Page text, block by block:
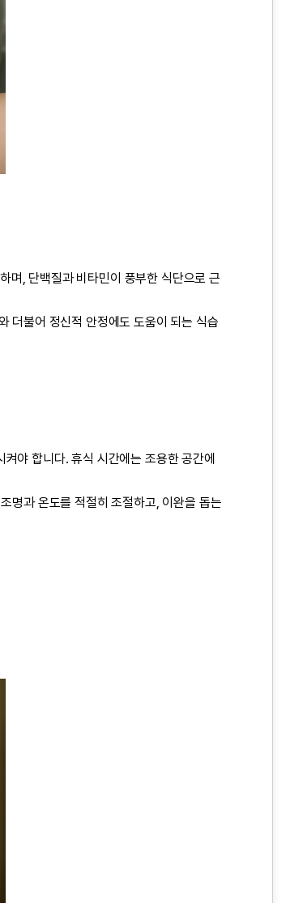
며, 단백질과 비타민이 풍부한 식단으로 근
더불어 정신적 안정에도 도움이 되는 식습
야 합니다. 휴식 시간에는 조용한 공간에
명과 온도를 적절히 조절하고, 이완을 돕는